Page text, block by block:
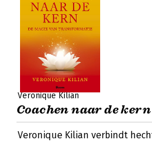
Veronique Kilian
Coachen naar de kern
Veronique Kilian verbindt